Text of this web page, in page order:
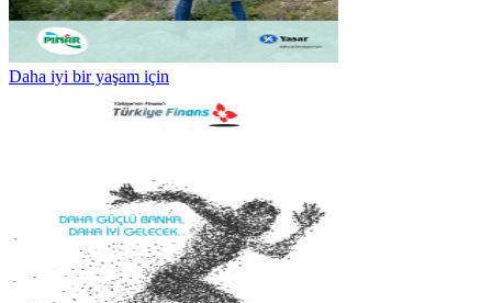
Daha iyi bir yaşam için